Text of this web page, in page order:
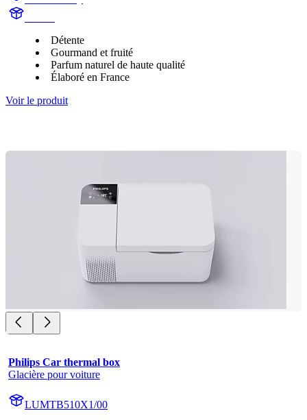
Détente
Gourmand et fruité
Parfum naturel de haute qualité
Élaboré en France
Voir le produit
Philips Car thermal box
Glacière pour voiture
LUMTB510X1/00